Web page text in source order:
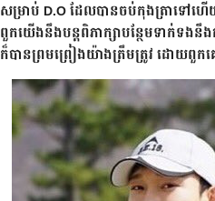
សម្រាប់ D.O ដែល​បាន​ចប់កុងត្រាទៅហើ
ពួកយើងនឹង​បន្តពិភាក្សាបន្ថែម​ទាក់ទងនឹ
ក៏បានព្រមព្រៀង​យ៉ាង​ត្រឹម​ត្រូវ ដោយពួក